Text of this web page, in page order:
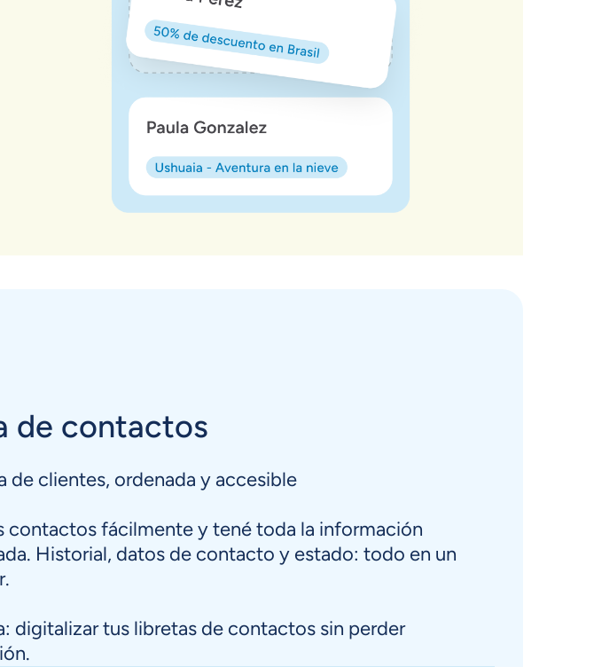
de contactos
de clientes, ordenada y accesible
contactos fácilmente y tené toda la información
Historial, datos de contacto y estado: todo en un
digitalizar tus libretas de contactos sin perder